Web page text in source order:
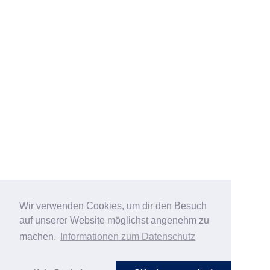
Wir verwenden Cookies, um dir den Besuch
auf unserer Website möglichst angenehm zu
machen.
Informationen zum Datenschutz